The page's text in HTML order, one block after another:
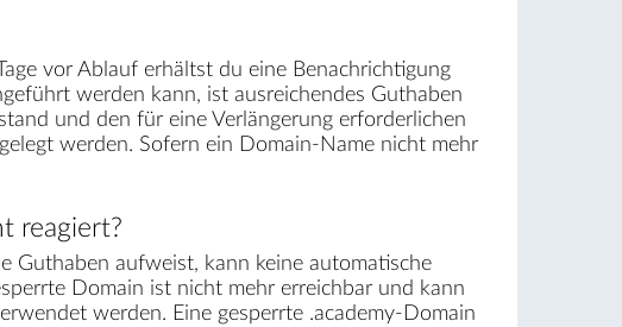
vor Ablauf erhältst du eine Benachrichtigung
werden kann, ist ausreichendes Guthaben
und den für eine Verlängerung erforderlichen
werden. Sofern ein Domain-Name nicht mehr
reagiert?
Guthaben aufweist, kann keine automatische
Domain ist nicht mehr erreichbar und kann
werden. Eine gesperrte .academy-Domain